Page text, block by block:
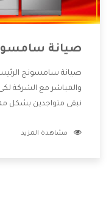
صيانة
صيانة سامسونج
والمباشر مع الشركة
نبقى متواجدين بشكل
الشركة بها والتى تكون
مشاهدة المزيد